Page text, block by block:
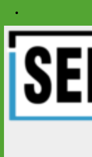
Saltar
contenido